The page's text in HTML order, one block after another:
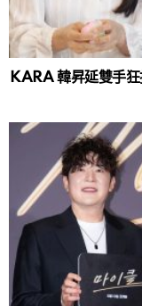
KARA 韓昇延雙手